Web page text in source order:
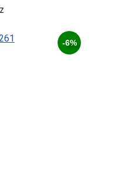
-6%